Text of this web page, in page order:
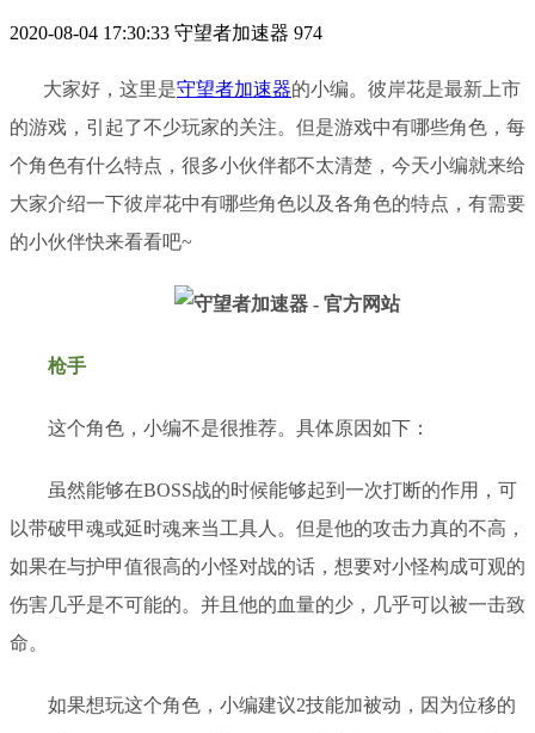
2020-08-04 17:30:33 守望者加速器 974
大家好，这里是守望者加速器的小编。彼岸花是最新上市
的游戏，引起了不少玩家的关注。但是游戏中有哪些角色，每
个角色有什么特点，很多小伙伴都不太清楚，今天小编就来给
大家介绍一下彼岸花中有哪些角色以及各角色的特点，有需要
的小伙伴快来看看吧~
枪手
这个角色，小编不是很推荐。具体原因如下：
虽然能够在BOSS战的时候能够起到一次打断的作用，可
以带破甲魂或延时魂来当工具人。但是他的攻击力真的不高，
如果在与护甲值很高的小怪对战的话，想要对小怪构成可观的
伤害几乎是不可能的。并且他的血量的少，几乎可以被一击致
命。
如果想玩这个角色，小编建议2技能加被动，因为位移的